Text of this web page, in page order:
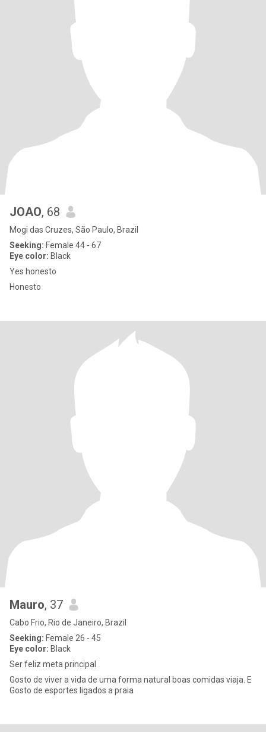
JOAO, 68
Mogi das Cruzes, São Paulo, Brazil
Seeking: Female 44 - 67
Eye color: Black
Yes honesto
Honesto
Mauro, 37
Cabo Frio, Rio de Janeiro, Brazil
Seeking: Female 26 - 45
Eye color: Black
Ser feliz meta principal
Gosto de viver a vida de uma forma natural boas comidas viaja. E
Gosto de esportes ligados a praia